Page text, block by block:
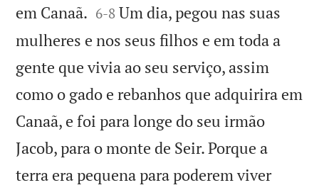
em Canaã. 

6-8 Um dia, pegou nas suas
mulheres e nos seus filhos e em toda a
gente que vivia ao seu serviço, assim
como o gado e rebanhos que adquirira em
Canaã, e foi para longe do seu irmão
Jacob, para o monte de Seir. Porque a
terra era pequena para poderem viver